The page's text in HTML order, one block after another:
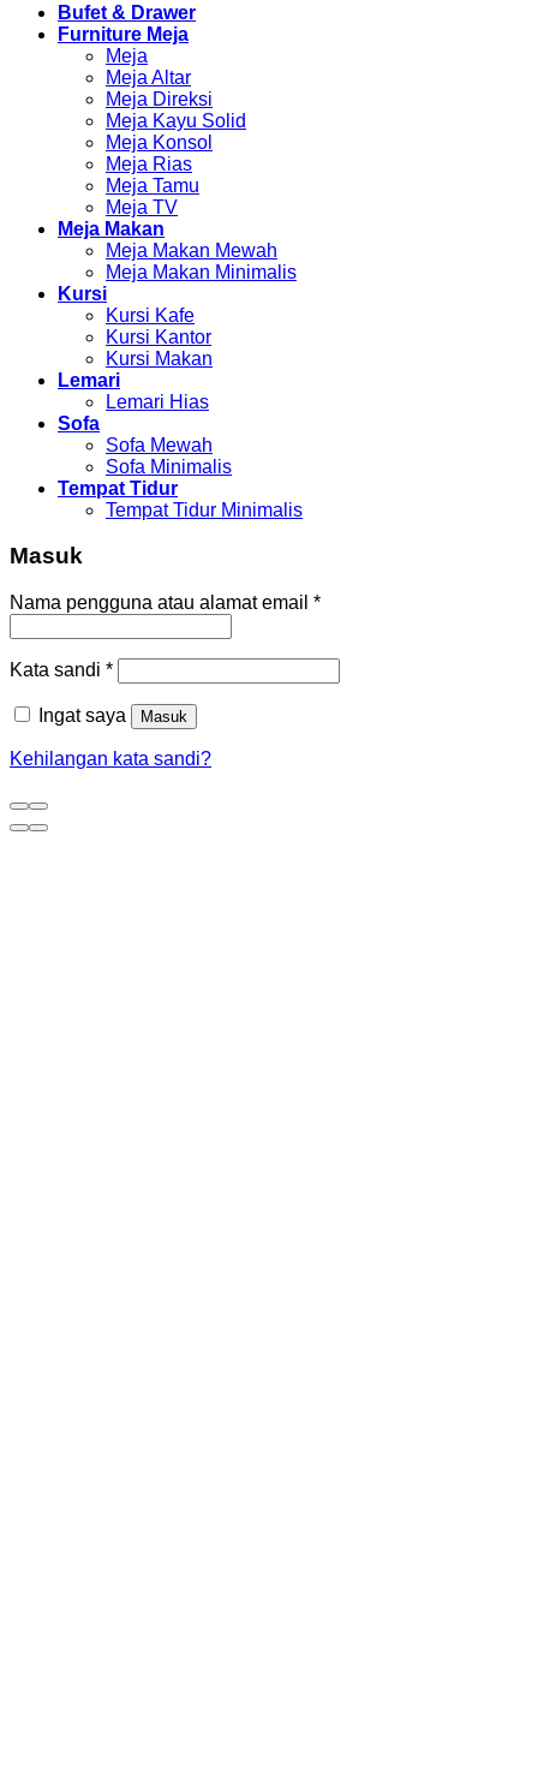
Bufet & Drawer
Furniture Meja
Meja
Meja Altar
Meja Direksi
Meja Kayu Solid
Meja Konsol
Meja Rias
Meja Tamu
Meja TV
Meja Makan
Meja Makan Mewah
Meja Makan Minimalis
Kursi
Kursi Kafe
Kursi Kantor
Kursi Makan
Lemari
Lemari Hias
Sofa
Sofa Mewah
Sofa Minimalis
Tempat Tidur
Tempat Tidur Minimalis
Masuk
Nama pengguna atau alamat email *
Kata sandi *
Ingat saya Masuk
Kehilangan kata sandi?